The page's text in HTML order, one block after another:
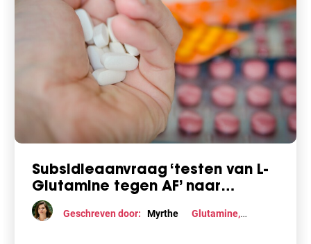
Subsidieaanvraag ‘testen van L-
Glutamine tegen AF’ naar
laatste ronde
Geschreven door: Myrthe Glutamine,